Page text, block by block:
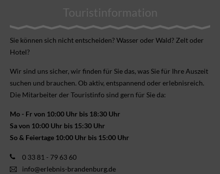
Touristinformation
Sie können sich nicht ent­scheiden? Wasser oder Wald? Zelt oder
Hotel?
Wir sind uns sicher, wir finden für Sie das, was Sie für Ihre Aus­zeit
suchen und brauchen. Ob aktiv, ent­spannend oder erlebnis­reich.
Die Mitarbeiter der Touristinfo sind gern für Sie da:
Mo - Fr von 10:00 Uhr bis 18:30 Uhr
Sa von 10:00 Uhr bis 15:30 Uhr
So & Feiertage 10:00 Uhr bis 15:00 Uhr
0 33 81 - 79 63 60
info@erlebnis-brandenburg.de